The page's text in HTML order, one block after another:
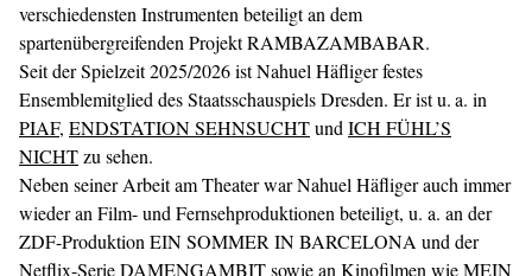
verschiedensten Instrumenten beteiligt an dem
spartenübergreifenden Projekt RAMBAZAMBABAR.
Seit der Spielzeit 2025/2026 ist Nahuel Häfliger festes
Ensemblemitglied des Staatsschauspiels Dresden. Er ist u. a. in
PIAF, ENDSTATION SEHNSUCHTund ICH FÜHL’S
NICHTzu sehen.
Neben seiner Arbeit am Theater war Nahuel Häfliger auch immer
wieder an Film- und Fernsehproduktionen beteiligt, u. a. an der
ZDF-Produktion EIN SOMMER IN BARCELONA und der
Netflix-Serie DAMENGAMBIT sowie an Kinofilmen wie MEIN